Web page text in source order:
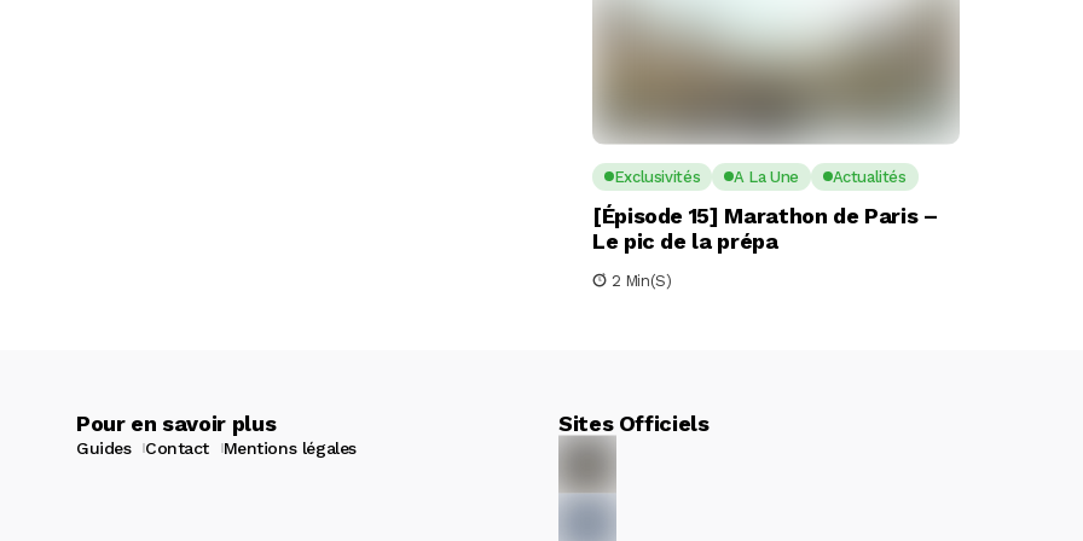
Exclusivités A La Une Actualités
[Épisode 15] Marathon de Paris –
Le pic de la prépa
2 Min(s)
Pour en savoir plus
Guides Contact Mentions légales
Sites Officiels